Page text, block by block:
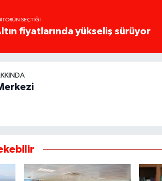
SEÇTIĞI
fiyatlarında yükseliş sürüyor